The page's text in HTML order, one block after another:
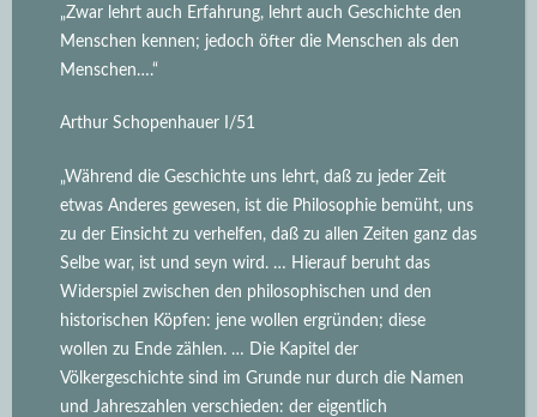
„Zwar lehrt auch Erfahrung, lehrt auch Geschichte den
Menschen kennen; jedoch öfter die Menschen als den
Menschen….“
Arthur Schopenhauer I/51
„Während die Geschichte uns lehrt, daß zu jeder Zeit
etwas Anderes gewesen, ist die Philosophie bemüht, uns
zu der Einsicht zu verhelfen, daß zu allen Zeiten ganz das
Selbe war, ist und seyn wird. … Hierauf beruht das
Widerspiel zwischen den philosophischen und den
historischen Köpfen: jene wollen ergründen; diese
wollen zu Ende zählen. … Die Kapitel der
Völkergeschichte sind im Grunde nur durch die Namen
und Jahreszahlen verschieden: der eigentlich